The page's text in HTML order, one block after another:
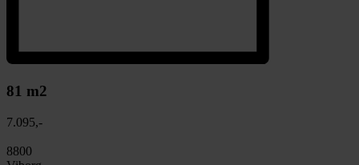
81 m2
7.095,-
8800